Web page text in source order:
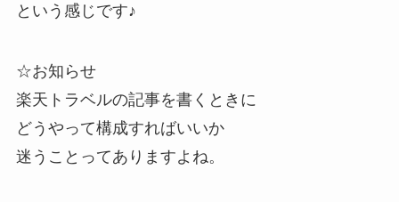
という感じです♪
☆お知らせ
楽天トラベルの記事を書くときに
どうやって構成すればいいか
迷うことってありますよね。